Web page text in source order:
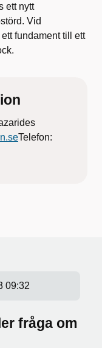
ett nytt
Vid
fundament till ett
Telefon:
09:32
fråga om